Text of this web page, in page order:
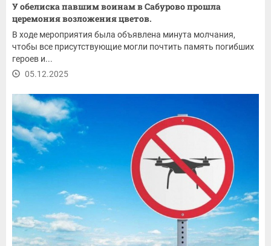
У обелиска павшим воинам в Сабурово прошла
церемония возложения цветов.
В ходе мероприятия была объявлена минута молчания,
чтобы все присутствующие могли почтить память погибших
героев и...
05.12.2025